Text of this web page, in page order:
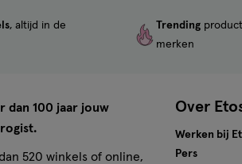
, altijd in de
Trending
merken
dan 100 jaar jouw
520 winkels of online,
Over
Werken bij
Pers